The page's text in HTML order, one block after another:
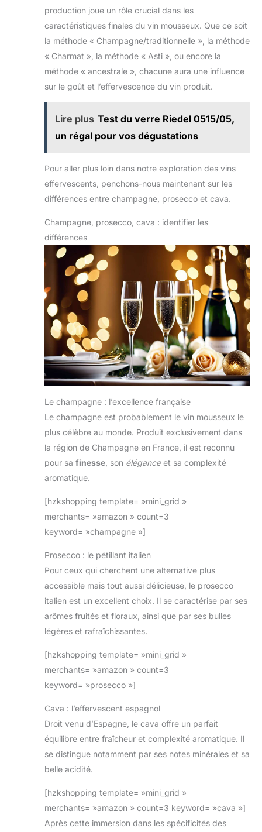
production joue un rôle crucial dans les
caractéristiques finales du vin mousseux. Que ce soit
la méthode « Champagne/traditionnelle », la méthode
« Charmat », la méthode « Asti », ou encore la
méthode « ancestrale », chacune aura une influence
sur le goût et l’effervescence du vin produit.
Lire plus Test du verre Riedel 0515/05,
un régal pour vos dégustations
Pour aller plus loin dans notre exploration des vins
effervescents, penchons-nous maintenant sur les
différences entre champagne, prosecco et cava.
Champagne, prosecco, cava : identifier les
différences
Le champagne : l’excellence française
Le champagne est probablement le vin mousseux le
plus célèbre au monde. Produit exclusivement dans
la région de Champagne en France, il est reconnu
pour sa finesse , son éléganceet sa complexité
aromatique.
[hzkshopping template= »mini_grid »
merchants= »amazon » count=3
keyword= »champagne »]
Prosecco : le pétillant italien
Pour ceux qui cherchent une alternative plus
accessible mais tout aussi délicieuse, le prosecco
italien est un excellent choix. Il se caractérise par ses
arômes fruités et floraux, ainsi que par ses bulles
légères et rafraîchissantes.
[hzkshopping template= »mini_grid »
merchants= »amazon » count=3
keyword= »prosecco »]
Cava : l’effervescent espagnol
Droit venu d’Espagne, le cava offre un parfait
équilibre entre fraîcheur et complexité aromatique. Il
se distingue notamment par ses notes minérales et sa
belle acidité.
[hzkshopping template= »mini_grid »
merchants= »amazon » count=3 keyword= »cava »]
Après cette immersion dans les spécificités des